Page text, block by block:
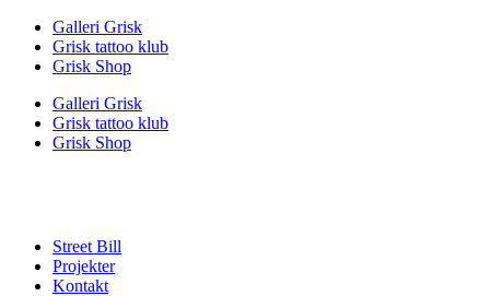
Videre
indhold
Galleri Grisk
Grisk tattoo klub
Grisk Shop
Galleri Grisk
Grisk tattoo klub
Grisk Shop
Street Bill
Projekter
Kontakt